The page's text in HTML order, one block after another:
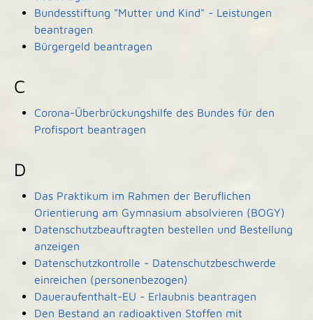
Bundesstiftung "Mutter und Kind" - Leistungen
beantragen
Bürgergeld beantragen
C
Corona-Überbrückungshilfe des Bundes für den
Profisport beantragen
D
Das Praktikum im Rahmen der Beruflichen
Orientierung am Gymnasium absolvieren (BOGY)
Datenschutzbeauftragten bestellen und Bestellung
anzeigen
Datenschutzkontrolle - Datenschutzbeschwerde
einreichen (personenbezogen)
Daueraufenthalt-EU - Erlaubnis beantragen
Den Bestand an radioaktiven Stoffen mit